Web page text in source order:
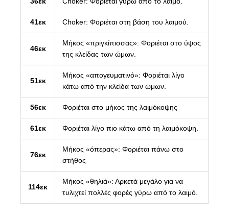
41εκ Choker: Φοριέται στη βάση του λαιμού.
46εκ
Μήκος «πριγκίπισσας»: Φοριέται στο ύψος
της κλείδας των ώμων.
51εκ
Μήκος «απογευματινό»: Φοριέται λίγο
κάτω από την κλείδα των ώμων.
56εκ Φοριέται στο μήκος της λαιμόκοψης
61εκ Φοριέται λίγο πιο κάτω από τη λαιμόκοψη.
76εκ
Μήκος «όπερας»: Φοριέται πάνω στο
στήθος
114εκ
Μήκος «θηλιά»: Αρκετά μεγάλο για να
τυλιχτεί πολλές φορές γύρω από το λαιμό.